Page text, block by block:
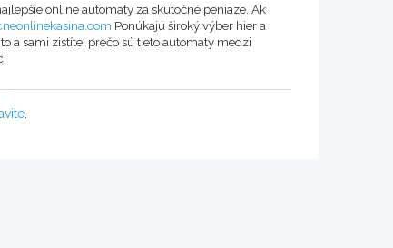
online automaty za skutočné peniaze. Ak
Ponúkajú široký výber hier a
a sami zistíte, prečo sú tieto automaty medzi